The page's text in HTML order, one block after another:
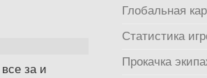
за и
Глобальная
Статистика
Прокачка